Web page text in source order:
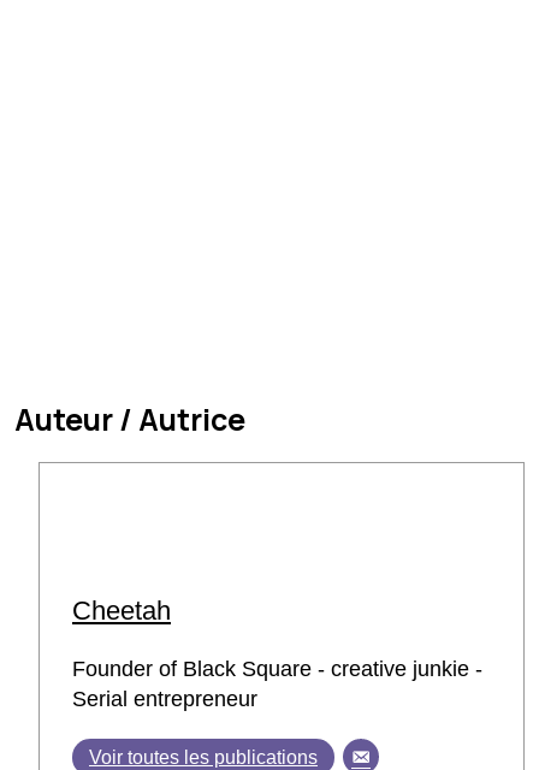
Auteur / Autrice
Cheetah
Founder of Black Square - creative junkie -
Serial entrepreneur
Voir toutes les publications